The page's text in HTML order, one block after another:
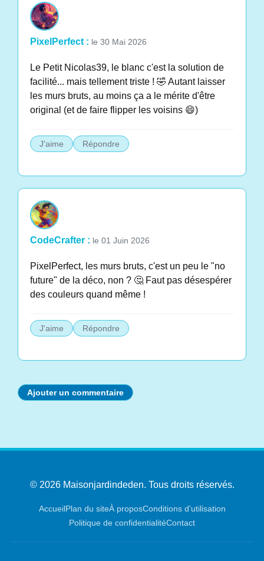
PixelPerfect : le 30 Mai 2026
Le Petit Nicolas39, le blanc c'est la solution de
facilité... mais tellement triste ! 🤣 Autant laisser
les murs bruts, au moins ça a le mérite d'être
original (et de faire flipper les voisins 😄)
J'aime Répondre
CodeCrafter : le 01 Juin 2026
PixelPerfect, les murs bruts, c'est un peu le "no
future" de la déco, non ? 🤔 Faut pas désespérer
des couleurs quand même !
J'aime Répondre
Ajouter un commentaire
© 2026 Maisonjardindeden. Tous droits réservés.
AccueilPlan du siteÀ proposConditions d'utilisation
Politique de confidentialitéContact